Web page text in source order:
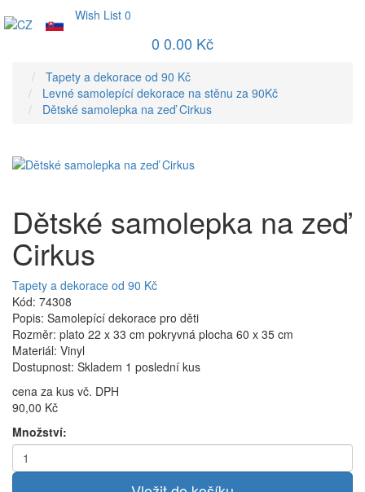
Wish List 0
0 0.00 Kč
Tapety a dekorace od 90 Kč
Levné samolepící dekorace na stěnu za 90Kč
Dětské samolepka na zeď Cirkus
Dětské samolepka na zeď
Cirkus
Tapety a dekorace od 90 Kč
Kód: 74308
Popis: Samolepící dekorace pro děti
Rozměr: plato 22 x 33 cm pokryvná plocha 60 x 35 cm
Materiál: Vinyl
Dostupnost: Skladem 1 poslední kus
cena za kus vč. DPH
90,00 Kč
Množství: